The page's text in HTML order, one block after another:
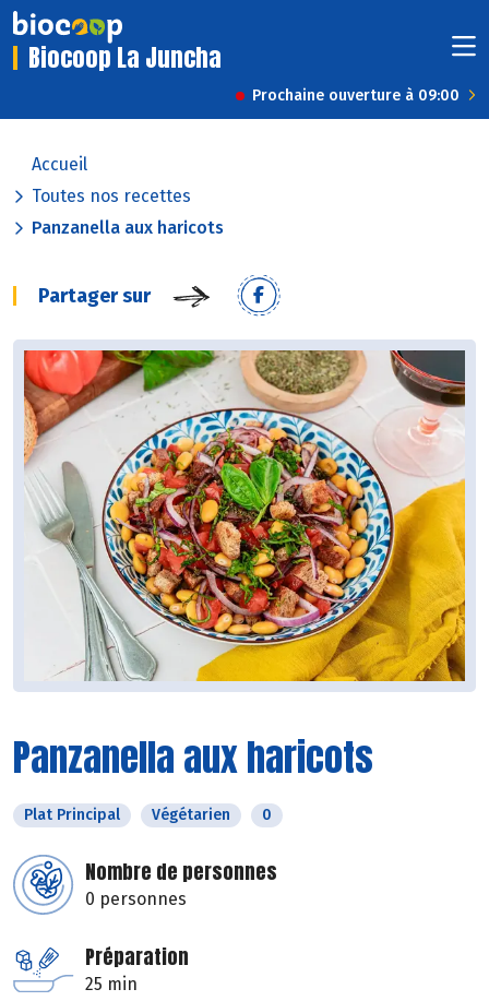
Biocoop La Juncha
Prochaine ouverture à 09:00
Accueil
Toutes nos recettes
Panzanella aux haricots
Partager sur
Panzanella aux haricots
Plat Principal Végétarien 0
Nombre de personnes
0 personnes
Préparation
25 min